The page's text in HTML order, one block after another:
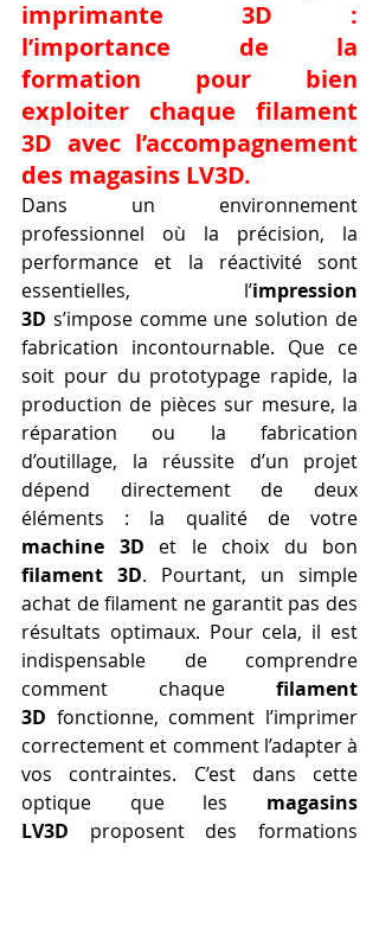
imprimante 3D :
l’importance de la
formation pour bien
exploiter chaque filament
3D avec l’accompagnement
des magasins LV3D.
Dans un environnement
professionnel où la précision, la
performance et la réactivité sont
essentielles, l’impression
3D s’impose comme une solution de
fabrication incontournable. Que ce
soit pour du prototypage rapide, la
production de pièces sur mesure, la
réparation ou la fabrication
d’outillage, la réussite d’un projet
dépend directement de deux
machine 3D
filament 3D. Pourtant, un simple
achat de filament ne garantit pas des
résultats optimaux. Pour cela, il est
indispensable de comprendre
comment chaque filament
3D fonctionne, comment l’imprimer
correctement et comment l’adapter à
vos contraintes. C’est dans cette
optique que les magasins
LV3D proposent des formations